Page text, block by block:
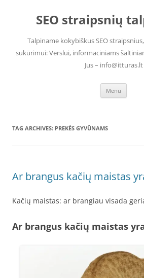
contentSEO straipsnių
Talpiname kokybiškus SEO
sukūrimui: Verslui, informaciniams
Jus – info@itturas.lt
Menu
TAG ARCHIVES: PREKĖS GYVŪNAMS
Ar brangus kačių maistas
Kačių maistas: ar brangiau visada
Ar brangus kačių maistas